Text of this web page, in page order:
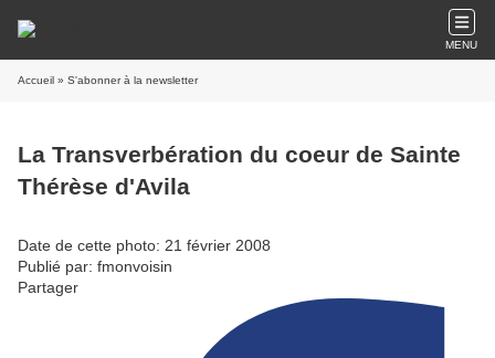
MENU
Accueil » S'abonner à la newsletter
La Transverbération du coeur de Sainte
Thérèse d'Avila
Date de cette photo: 21 février 2008
Publié par: fmonvoisin
Partager